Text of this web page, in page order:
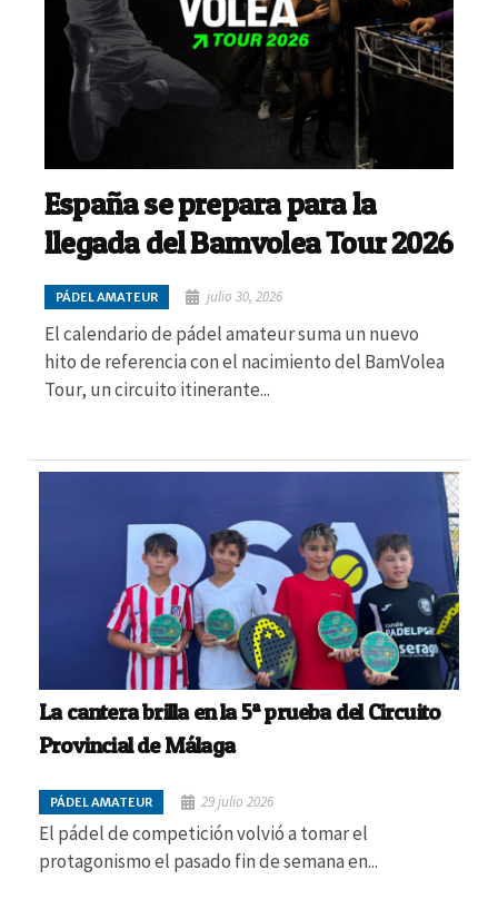
España se prepara para la
llegada del Bamvolea Tour 2026
PÁDEL AMATEUR julio 30, 2026
El calendario de pádel amateur suma un nuevo
hito de referencia con el nacimiento del BamVolea
Tour, un circuito itinerante...
La cantera brilla en la 5ª prueba del Circuito
Provincial de Málaga
PÁDEL AMATEUR 29 julio 2026
El pádel de competición volvió a tomar el
protagonismo el pasado fin de semana en...